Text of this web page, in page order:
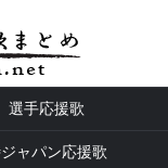
選手応援歌
ャパン応援歌